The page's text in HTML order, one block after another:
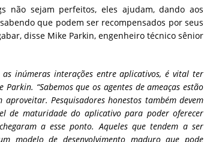
não sejam perfeitos, eles ajudam, dando aos
que podem ser recompensados ​​por seus
disse Mike Parkin, engenheiro técnico sênior
inúmeras interações entre aplicativos, é vital ter
“Sabemos que os agentes de ameaças estão
Pesquisadores honestos também devem
de maturidade do aplicativo para poder oferecer
a esse ponto. Aqueles que tendem a ser
modelo de desenvolvimento maduro que pode